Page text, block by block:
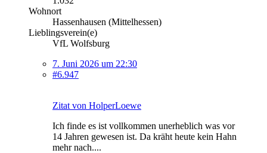
Wohnort
Hassenhausen (Mittelhessen)
Lieblingsverein(e)
VfL Wolfsburg
7. Juni 2026 um 22:30
#6.947
Zitat von HolperLoewe
Ich finde es ist vollkommen unerheblich was vor
14 Jahren gewesen ist. Da kräht heute kein Hahn
mehr nach....